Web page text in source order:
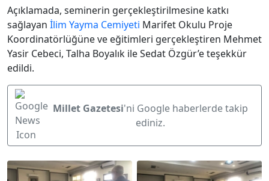
Açıklamada, seminerin gerçekleştirilmesine katkı
sağlayan İlim Yayma Cemiyeti Marifet Okulu Proje
Koordinatörlüğüne ve eğitimleri gerçekleştiren Mehmet
Yasir Cebeci, Talha Boyalık ile Sedat Özgür’e teşekkür
edildi.
Millet Gazetesi'ni Google haberlerde takip
ediniz.